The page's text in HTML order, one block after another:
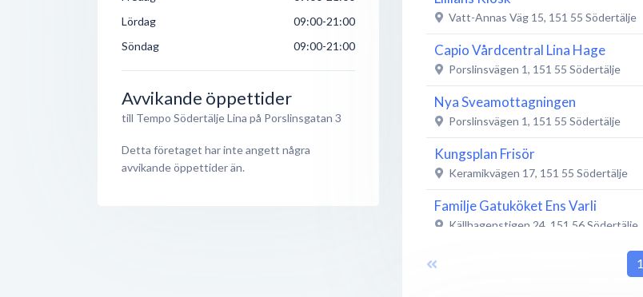
Lördag
09:00-21:00
Söndag
09:00-21:00
Avvikande öppettider
till Tempo Södertälje Lina på Porslinsgatan 3
Detta företaget har inte angett några
avvikande öppettider än.
Vatt-Annas Väg 15, 151 55 Södertälje
Capio Vårdcentral Lina Hage
Porslinsvägen 1, 151 55 Södertälje
Nya Sveamottagningen
Porslinsvägen 1, 151 55 Södertälje
Kungsplan Frisör
Keramikvägen 17, 151 55 Södertälje
Familje Gatuköket Ens Varli
Källhagenstigen 24, 151 56Södertälje
Stohan AB
Södertälje
1